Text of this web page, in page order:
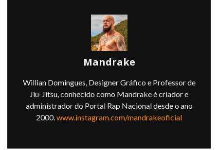
Mandrake
Willian Domingues, Designer Gráfico e Professor de
Jiu-Jitsu, conhecido como Mandrake é criador e
administrador do Portal Rap Nacional desde o ano
2000.www.instagram.com/mandrakeoficial